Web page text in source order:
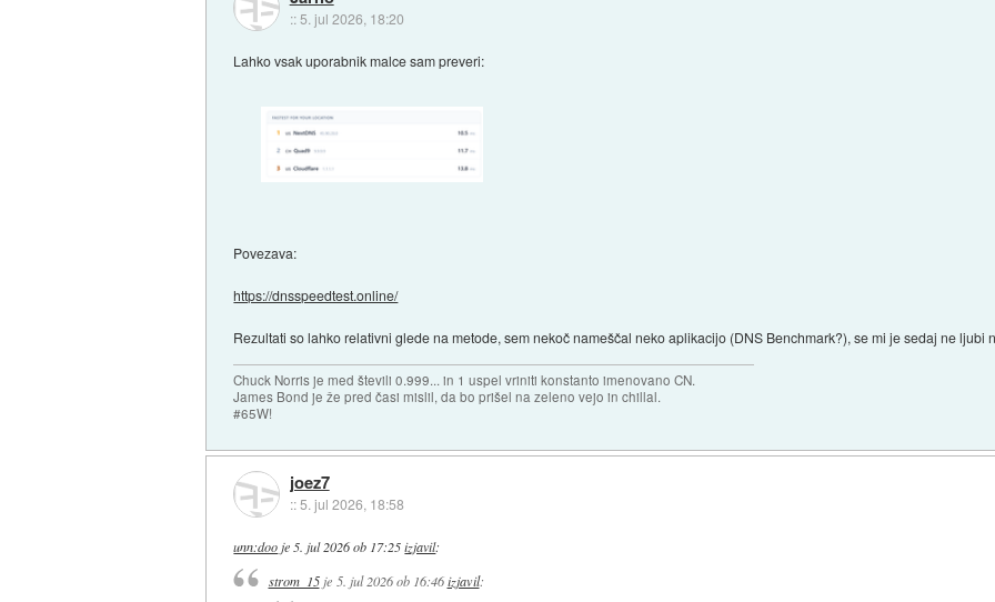
:: 5. jul 2026, 18:20
Lahko vsak uporabnik malce sam preveri:
Povezava:
https://dnsspeedtest.online/
Rezultati so lahko relativni glede na metode, sem nekoč nameščal neko aplikacijo (DNS Benchmark?), se mi je sedaj ne ljubi
Chuck Norris je med števili 0.999... in 1 uspel vriniti konstanto imenovano CN.
James Bond je že pred časi mislil, da bo prišel na zeleno vejo in chillal.
#65W!
joez7
::5. jul 2026, 18:58
unn:doo je 5. jul 2026 ob 17:25 izjavil:
strom_15je 5. jul 2026 ob 16:46 izjavil: